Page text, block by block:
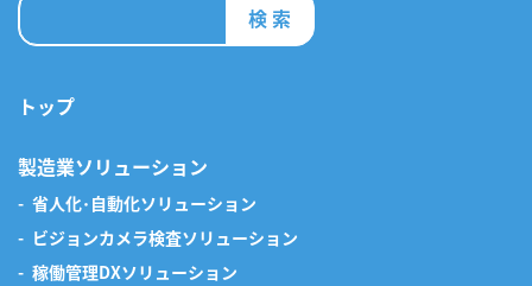
検 索
トップ
製造業ソリューション
省人化･自動化ソリューション
ビジョンカメラ検査ソリューション
稼働管理DXソリューション